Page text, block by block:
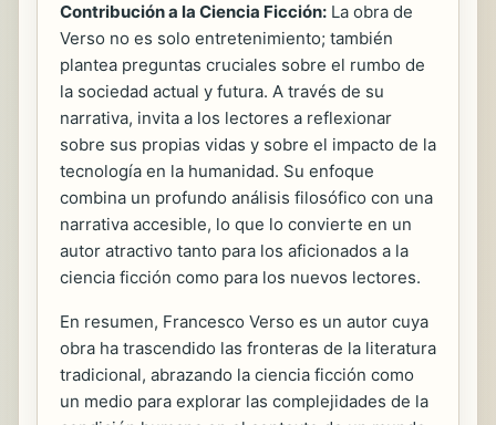
Contribución a la Ciencia Ficción: La obra de
Verso no es solo entretenimiento; también
plantea preguntas cruciales sobre el rumbo de
la sociedad actual y futura. A través de su
narrativa, invita a los lectores a reflexionar
sobre sus propias vidas y sobre el impacto de la
tecnología en la humanidad. Su enfoque
combina un profundo análisis filosófico con una
narrativa accesible, lo que lo convierte en un
autor atractivo tanto para los aficionados a la
ciencia ficción como para los nuevos lectores.
En resumen, Francesco Verso es un autor cuya
obra ha trascendido las fronteras de la literatura
tradicional, abrazando la ciencia ficción como
un medio para explorar las complejidades de la